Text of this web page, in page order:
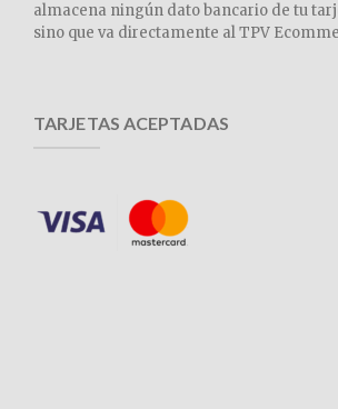
almacena ningún dato bancario de tu
sino que va directamente al TPV
TARJETAS ACEPTADAS